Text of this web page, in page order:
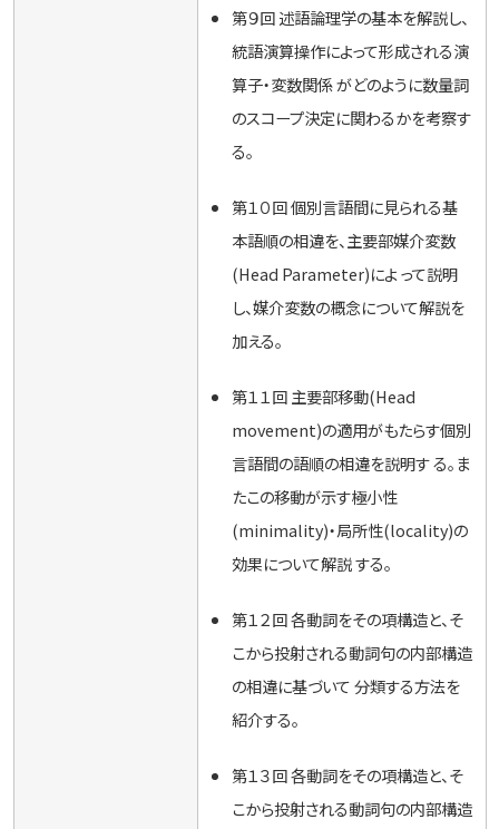
第９回 述語論理学の基本を解説し、
統語演算操作によって形成される演
算子・変数関係 がどのように数量詞
のスコープ決定に関わるかを考察す
る。
第１０回 個別言語間に見られる基
本語順の相違を、主要部媒介変数
(Head Parameter)によ って説明
し、媒介変数の概念について解説を
加える。
第１１回 主要部移動(Head
movement)の適用がもたらす個別
言語間の語順の相違を説明す る。ま
たこの移動が示す極小性
(minimality)・局所性(locality)の
効果について解説 する。
第１２回 各動詞をその項構造と、そ
こから投射される動詞句の内部構造
の相違に基づいて 分類する方法を
紹介する。
第１３回 各動詞をその項構造と、そ
こから投射される動詞句の内部構造